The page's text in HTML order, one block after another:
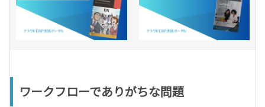
ワークフローでありがちな問題